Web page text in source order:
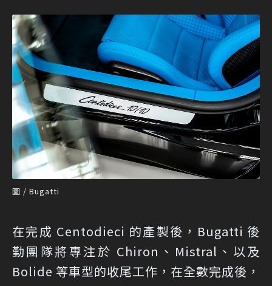
圖 / Bugatti
在完成 Centodieci 的產製後，Bugatti 後
勤團隊將專注於 Chiron、Mistral、以及
Bolide 等車型的收尾工作，在全數完成後，